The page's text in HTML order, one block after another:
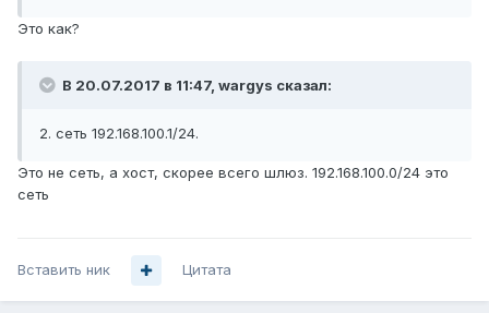
Это как?
В 20.07.2017 в 11:47, wargys сказал:
2. сеть 192.168.100.1/24.
Это не сеть, а хост, скорее всего шлюз. 192.168.100.0/24 это
сеть
Вставить ник Цитата